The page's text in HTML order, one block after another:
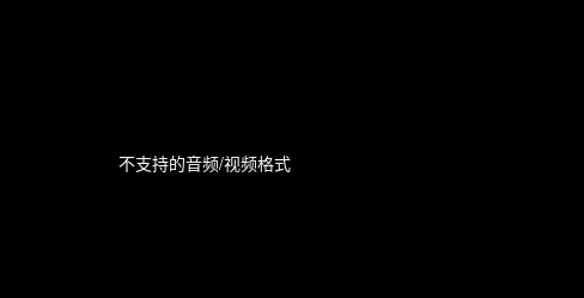
不支持的音频/视频格式